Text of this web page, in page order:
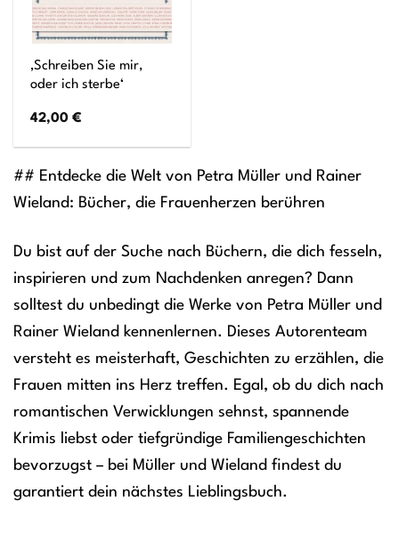
‚Schreiben Sie mir,
oder ich sterbe‘
42,00€
## Entdecke die Welt von Petra Müller und Rainer
Wieland: Bücher, die Frauenherzen berühren
Du bist auf der Suche nach Büchern, die dich fesseln,
inspirieren und zum Nachdenken anregen? Dann
solltest du unbedingt die Werke von Petra Müller und
Rainer Wieland kennenlernen. Dieses Autorenteam
versteht es meisterhaft, Geschichten zu erzählen, die
Frauen mitten ins Herz treffen. Egal, ob du dich nach
romantischen Verwicklungen sehnst, spannende
Krimis liebst oder tiefgründige Familiengeschichten
bevorzugst – bei Müller und Wieland findest du
garantiert dein nächstes Lieblingsbuch.